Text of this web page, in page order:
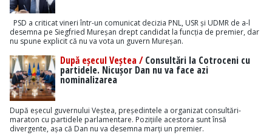
PSD a criticat vineri într-un comunicat decizia PNL, USR și UDMR de a-l
desemna pe Siegfried Mureșan drept candidat la funcția de premier, dar
nu spune explicit că nu va vota un guvern Mureșan.
După eșecul Veștea /Consultări la Cotroceni cu
partidele. Nicușor Dan nu va face azi
nominalizarea
După eșecul guvernului Veștea, președintele a organizat consultări-
maraton cu partidele parlamentare. Pozițiile acestora sunt însă
divergente, așa că Dan nu va desemna marți un premier.